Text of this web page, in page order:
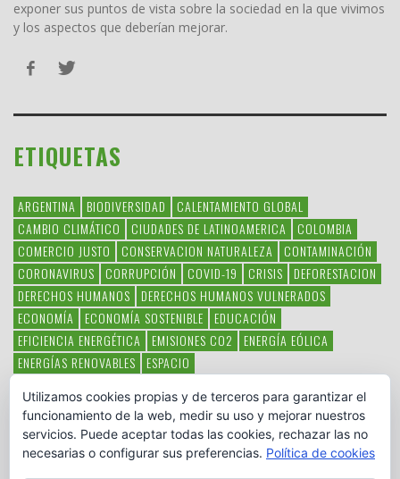
exponer sus puntos de vista sobre la sociedad en la que vivimos
y los aspectos que deberían mejorar.
ETIQUETAS
ARGENTINA BIODIVERSIDAD
CALENTAMIENTO GLOBAL
CAMBIO CLIMÁTICO
CIUDADES DE LATINOAMERICA
COLOMBIA
COMERCIO JUSTO
CONSERVACION NATURALEZA
CONTAMINACIÓN
CORONAVIRUS
CORRUPCIÓN COVID-19 CRISIS
DEFORESTACION
DERECHOS HUMANOS
DERECHOS HUMANOS VULNERADOS
ECONOMÍA
ECONOMÍA SOSTENIBLE
EDUCACIÓN
EFICIENCIA ENERGÉTICA
EMISIONES CO2
ENERGÍA EÓLICA
ENERGÍAS RENOVABLES
ESPACIO
HAMBRE LATINOAMÉRICA MEDIO AMBIENTE
MÉXICO
OBJETIVOS DEL MILENIO
ONGS PAZ POBREZA POESÍA
POLITICA
PUEBLOS INDÍGENAS RSC RSE
SOBERANÍA ALIMENTARIA
SOLIDARIDAD SOSTENIBILIDAD TECNOLOGÍA VERTIDO PETROLEO
Utilizamos cookies propias y de terceros para garantizar el
funcionamiento de la web, medir su uso y mejorar nuestros
servicios. Puede aceptar todas las cookies, rechazar las no
necesarias o configurar sus preferencias. Política de cookies